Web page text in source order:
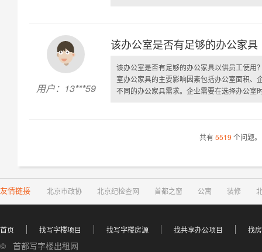
用户：13***59
该办公室是否有足够的办公家
该办公室是否有足够的办公家具以供员工使用
室办公家具的主要影响因素包括办公室面积、
不同的办公家具需求。企业需要在选择办公室
共有5519 个问题。
友情链接 北京市政协 北京纪检查网 首都之窗 公寓 装修
首页 找写字楼项目 找写字楼房源 找共享办公项目 找
© 首都写字楼出租网